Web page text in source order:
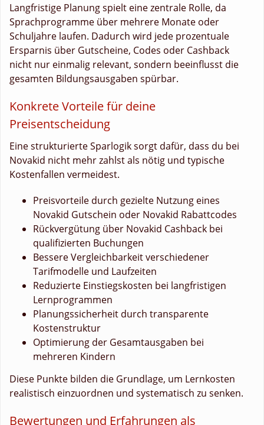
Langfristige Planung spielt eine zentrale Rolle, da
Sprachprogramme über mehrere Monate oder
Schuljahre laufen. Dadurch wird jede prozentuale
Ersparnis über Gutscheine, Codes oder Cashback
nicht nur einmalig relevant, sondern beeinflusst die
gesamten Bildungsausgaben spürbar.
Konkrete Vorteile für deine
Preisentscheidung
Eine strukturierte Sparlogik sorgt dafür, dass du bei
Novakid nicht mehr zahlst als nötig und typische
Kostenfallen vermeidest.
Preisvorteile durch gezielte Nutzung eines
Novakid Gutschein oder Novakid Rabattcodes
Rückvergütung über Novakid Cashback bei
qualifizierten Buchungen
Bessere Vergleichbarkeit verschiedener
Tarifmodelle und Laufzeiten
Reduzierte Einstiegskosten bei langfristigen
Lernprogrammen
Planungssicherheit durch transparente
Kostenstruktur
Optimierung der Gesamtausgaben bei
mehreren Kindern
Diese Punkte bilden die Grundlage, um Lernkosten
realistisch einzuordnen und systematisch zu senken.
Bewertungen und Erfahrungen als